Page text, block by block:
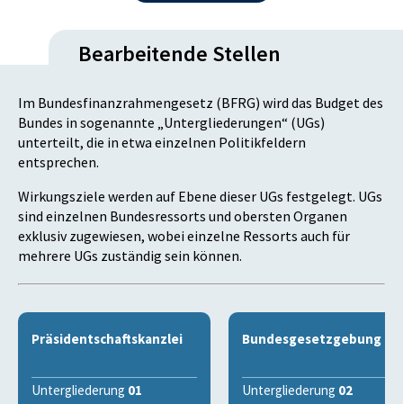
Bearbeitende Stellen
Im Bundesfinanzrahmengesetz (BFRG) wird das Budget des
Bundes in sogenannte „Untergliederungen“ (UGs)
unterteilt, die in etwa einzelnen Politikfeldern
entsprechen.
Wirkungsziele werden auf Ebene dieser UGs festgelegt. UGs
sind einzelnen Bundesressorts und obersten Organen
exklusiv zugewiesen, wobei einzelne Ressorts auch für
mehrere UGs zuständig sein können.
Präsidentschaftskanzlei
Untergliederung 01
Bundesgesetzgebung
Untergliederung 02